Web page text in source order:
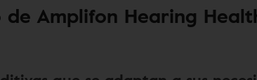
de Amplifon Hearing